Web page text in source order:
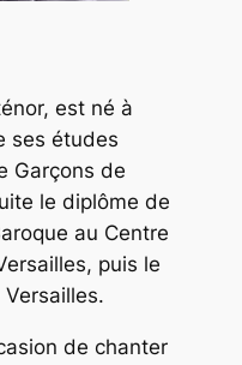
est né à
ses études
Garçons de
le diplôme de
au Centre
puis le
de chanter